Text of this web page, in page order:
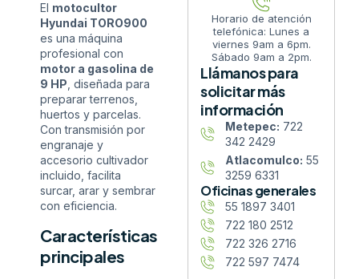
El motocultor
Hyundai TORO900
es una máquina
profesional con
motor a gasolina de
9 HP , diseñada para
preparar terrenos,
huertos y parcelas.
Con transmisión por
engranaje y
accesorio cultivador
incluido, facilita
surcar, arar y sembrar
con eficiencia.
Características
principales
Horario de atención
telefónica: Lunes a
viernes 9am a 6pm.
Sábado 9am a 2pm.
Llámanos para
solicitar más
información
Metepec: 722
342 2429
Atlacomulco: 55
3259 6331
Oficinas generales
55 1897 3401
722 180 2512
722 326 2716
722 597 7474